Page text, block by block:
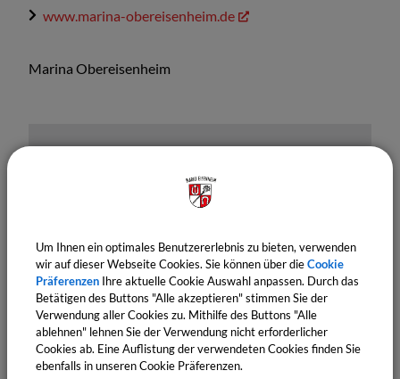
Marina Obereisenheim
www.marina-obereisenheim.de
OpenStreetMap wird derzeit
nicht angezeigt
Bitte aktivieren Sie "OpenStreetMap" in Ihren
Cookie Einstellungen.
Um Ihnen ein optimales Benutzererlebnis zu bieten, verwenden
wir auf dieser Webseite Cookies. Sie können über dieCookie
Präferenzen Ihre aktuelle Cookie Auswahl anpassen. Durch das
Betätigen des Buttons "Alle akzeptieren" stimmen Sie der
Verwendung aller Cookies zu. Mithilfe des Buttons "Alle
ablehnen" lehnen Sie der Verwendung nicht erforderlicher
Cookies ab. Eine Auflistung der verwendeten Cookies finden Sie
ebenfalls in unseren Cookie Präferenzen.